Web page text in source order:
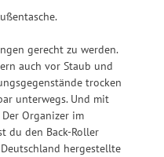
gerecht zu werden.
auch vor Staub und
trocken
unterwegs. Und mit
Organizer im
du den Back-Roller
hergestellte